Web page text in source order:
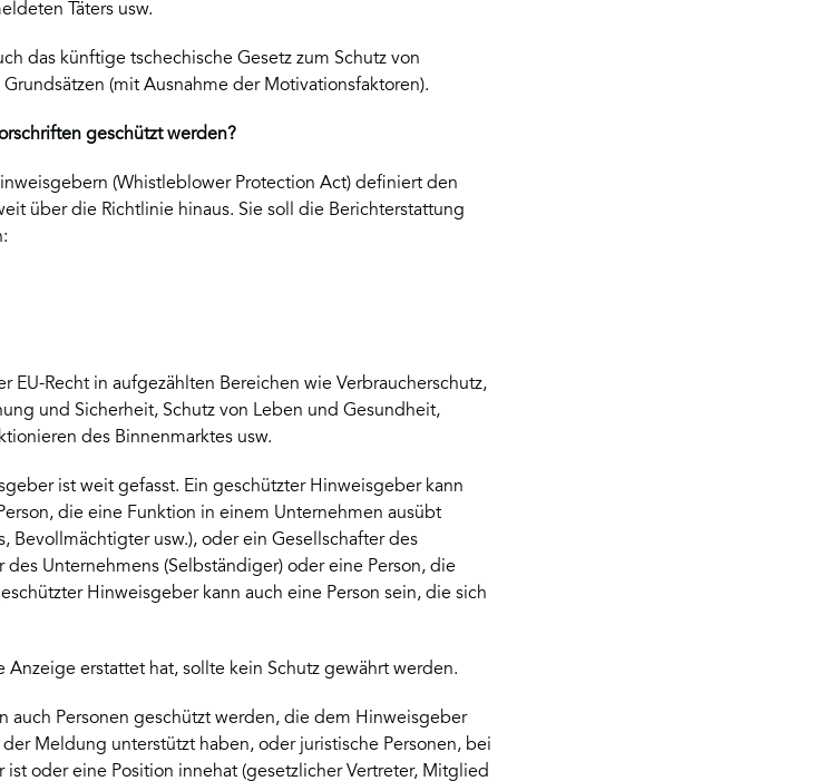
Täters usw.
das künftige tschechische Gesetz zum Schutz von
(mit Ausnahme der Motivationsfaktoren).
geschützt werden?
(Whistleblower Protection Act) definiert den
über die Richtlinie hinaus. Sie soll die Berichterstattung
EU-Recht in aufgezählten Bereichen wie Verbraucherschutz,
und Sicherheit, Schutz von Leben und Gesundheit,
des Binnenmarktes usw.
ist weit gefasst. Ein geschützter Hinweisgeber kann
die eine Funktion in einem Unternehmen ausübt
Bevollmächtigter usw.), oder ein Gesellschafter des
Unternehmens (Selbständiger) oder eine Person, die
Hinweisgeber kann auch eine Person sein, die sich
erstattet hat, sollte kein Schutz gewährt werden.
auch Personen geschützt werden, die dem Hinweisgeber
Meldung unterstützt haben, oder juristische Personen, bei
oder eine Position innehat (gesetzlicher Vertreter, Mitglied